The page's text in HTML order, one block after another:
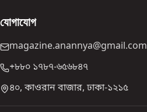
যোগাযোগ
magazine.anannya@gmail.com
+৮৮০ ১৭৮৭-৬৫৬৮৪৭
৪০, কাওরান বাজার, ঢাকা-১২১৫